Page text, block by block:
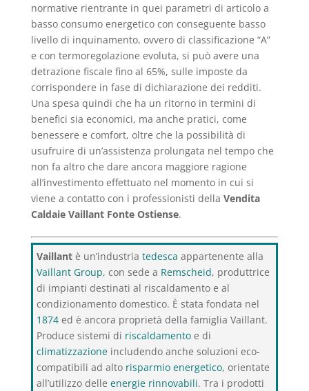
normative rientrante in quei parametri di articolo a
basso consumo energetico con conseguente basso
livello di inquinamento, ovvero di classificazione “A”
e con termoregolazione evoluta, si può avere una
detrazione fiscale fino al 65%, sulle imposte da
corrispondere in fase di dichiarazione dei redditi.
Una spesa quindi che ha un ritorno in termini di
benefici sia economici, ma anche pratici, come
benessere e comfort, oltre che la possibilità di
usufruire di un’assistenza prolungata nel tempo che
non fa altro che dare ancora maggiore ragione
all’investimento effettuato nel momento in cui si
viene a contatto con i professionisti della Vendita
Caldaie Vaillant Fonte Ostiense.
Vaillantè un’industria tedesca appartenente alla
Vaillant Group, con sede a Remscheid, produttrice
di impianti destinati al riscaldamento e al
condizionamento domestico. È stata fondata nel
1874ed è ancora proprietà della famiglia Vaillant.
Produce sistemi di riscaldamentoe di
climatizzazioneincludendo anche soluzioni eco-
compatibili ad alto risparmio energetico, orientate
all’utilizzo delle energie rinnovabili. Tra i prodotti